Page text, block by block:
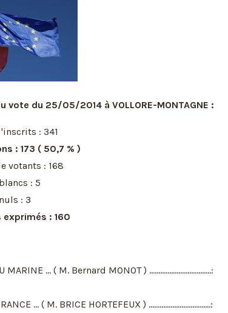
vote du 25/05/2014 à VOLLORE-MONTAGNE :
: 341
: 173 ( 50,7 % )
votants : 168
: 5
: 3
exprimés : 160
MARINE ... ( M. Bernard MONOT ) ..................................:
... ( M. BRICE HORTEFEUX ) ..................................: